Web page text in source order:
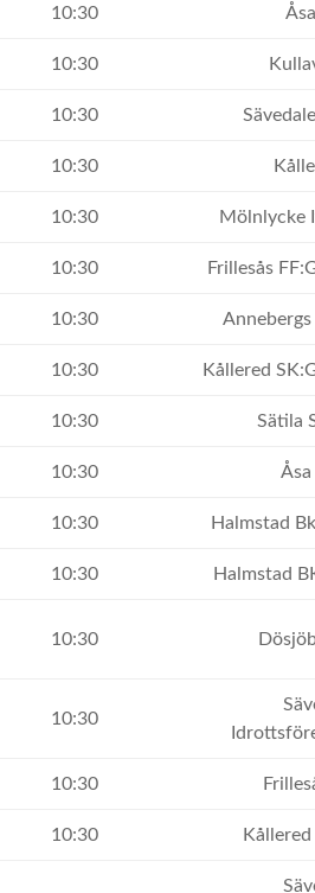
10:30
10:30
10:30
10:30
10:30 Mölnlycke
10:30 Frillesås
10:30
10:30 Kållered
10:30 Sätila
10:30
10:30 Halmstad
10:30 Halmstad
10:30
10:30
10:30
10:30 Kållered